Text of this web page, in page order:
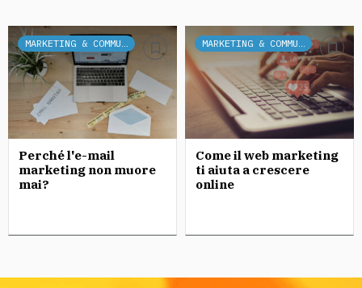
MARKETING & COMMUNICATION
Perché l'e-mail
marketing non muore
mai?
MARKETING & COMMUNICATION
Come il web marketing
ti aiuta a crescere
online